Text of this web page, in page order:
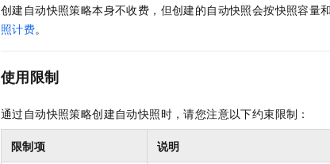
创建自动快照策略本身不收费，但创建的自动快照会按快照容量
照计费。
使用限制
通过自动快照策略创建自动快照时，请您注意以下约束限制：
限制项 说明